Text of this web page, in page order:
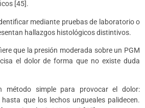
[45].
mediante pruebas de laboratorio o
hallazgos histológicos distintivos.
que la presión moderada sobre un PGM
el dolor de forma que no existe duda
método simple para provocar el dolor:
que los lechos ungueales palidecen.